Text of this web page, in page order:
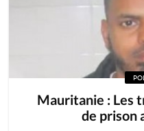
Mauritanie : Les
de prison